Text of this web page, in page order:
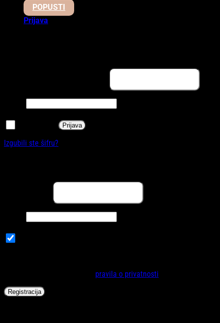
POPUSTI
Prijava
Obavezno
Prijava
Izgubili ste šifru?
Obavezno
pravila o privatnosti
Registracija